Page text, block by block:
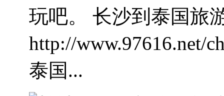
玩吧。 长沙到泰国旅
http://www.97616.net/
泰国...